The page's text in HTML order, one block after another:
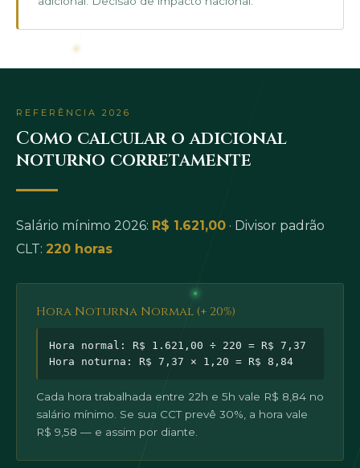
REFERÊNCIA 2026
Como calcular o adicional
noturno corretamente
Salário mínimo 2026: R$ 1.621,00 · Divisor padrão
CLT: 220 horas
Hora Noturna Normal (+ 20%)
Hora normal: R$ 1.621,00 ÷ 220 = R$ 7,37
Hora noturna: R$ 7,37 × 1,20 = R$ 8,84
Cada hora trabalhada entre 22h e 5h vale R$ 8,84 no
salário mínimo. Se sua CCT prevê 30%, a hora vale
R$ 9,58 — e assim por diante.